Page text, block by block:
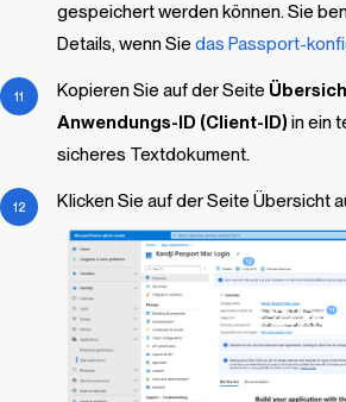
gespeichert werden können. Sie
Details, wenn Sie das Passport-
Kopieren Sie auf der Seite
Anwendungs-ID (Client-ID) in ein
sicheres Textdokument.
Klicken Sie auf der Seite Übersicht